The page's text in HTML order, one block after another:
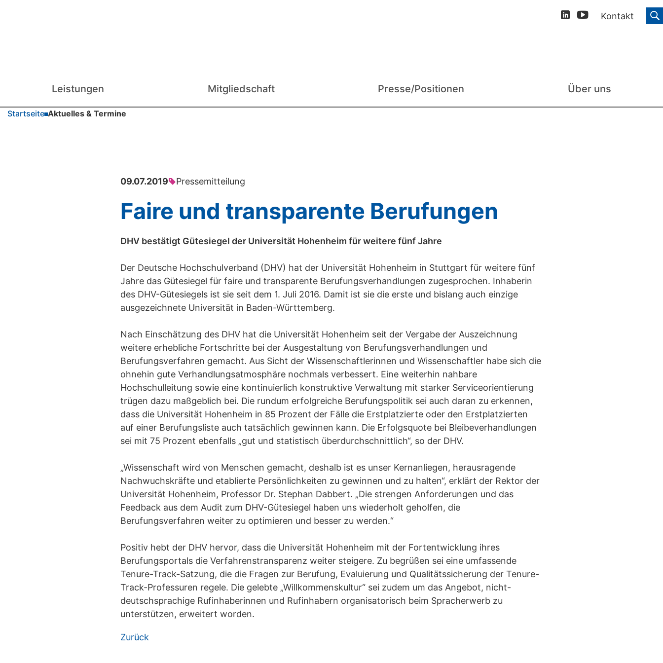
Kontakt
Leistungen Mitgliedschaft Presse/Positionen Über uns
Startseite Aktuelles & Termine
09.07.2019 Pressemitteilung
Faire und transparente Berufungen
DHV bestätigt Gütesiegel der Universität Hohenheim für weitere fünf Jahre
Der Deutsche Hochschulverband (DHV) hat der Universität Hohenheim in Stuttgart für weitere fünf
Jahre das Gütesiegel für faire und transparente Berufungsverhandlungen zugesprochen. Inhaberin
des DHV-Gütesiegels ist sie seit dem 1. Juli 2016. Damit ist sie die erste und bislang auch einzige
ausgezeichnete Universität in Baden-Württemberg.
Nach Einschätzung des DHV hat die Universität Hohenheim seit der Vergabe der Auszeichnung
weitere erhebliche Fortschritte bei der Ausgestaltung von Berufungsverhandlungen und
Berufungsverfahren gemacht. Aus Sicht der Wissenschaftlerinnen und Wissenschaftler habe sich die
ohnehin gute Verhandlungsatmosphäre nochmals verbessert. Eine weiterhin nahbare
Hochschulleitung sowie eine kontinuierlich konstruktive Verwaltung mit starker Serviceorientierung
trügen dazu maßgeblich bei. Die rundum erfolgreiche Berufungspolitik sei auch daran zu erkennen,
dass die Universität Hohenheim in 85 Prozent der Fälle die Erstplatzierte oder den Erstplatzierten
auf einer Berufungsliste auch tatsächlich gewinnen kann. Die Erfolgsquote bei Bleibeverhandlungen
sei mit 75 Prozent ebenfalls „gut und statistisch überdurchschnittlich“, so der DHV.
„Wissenschaft wird von Menschen gemacht, deshalb ist es unser Kernanliegen, herausragende
Nachwuchskräfte und etablierte Persönlichkeiten zu gewinnen und zu halten“, erklärt der Rektor der
Universität Hohenheim, Professor Dr. Stephan Dabbert. „Die strengen Anforderungen und das
Feedback aus dem Audit zum DHV-Gütesiegel haben uns wiederholt geholfen, die
Berufungsverfahren weiter zu optimieren und besser zu werden.“
Positiv hebt der DHV hervor, dass die Universität Hohenheim mit der Fortentwicklung ihres
Berufungsportals die Verfahrenstransparenz weiter steigere. Zu begrüßen sei eine umfassende
Tenure-Track-Satzung, die die Fragen zur Berufung, Evaluierung und Qualitätssicherung der Tenure-
Track-Professuren regele. Die gelebte „Willkommenskultur“ sei zudem um das Angebot, nicht-
deutschsprachige Rufinhaberinnen und Rufinhabern organisatorisch beim Spracherwerb zu
unterstützen, erweitert worden.
Zurück